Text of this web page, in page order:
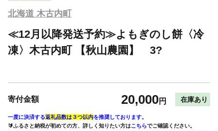
北海道 木古内町
≪12月以降発送予約≫よもぎのし餅〈冷
凍〉木古内町 【秋山農園】 3?
寄付金額 20,000円 在庫あり
一度に決済する返礼品数は３つ以内を推奨しております。
🔰ふるさと納税が初めての方、詳しく知りたい方はこちらでご確認ください。